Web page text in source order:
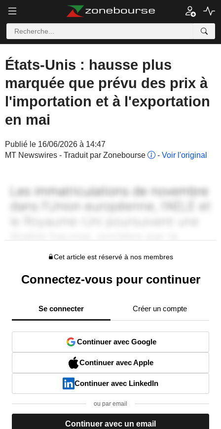
États-Unis : hausse plus
marquée que prévu des prix à
l'importation et à l'exportation
en mai
Publié le 16/06/2026 à 14:47
MT Newswires - Traduit par Zonebourse
- Voir l'original
Cet article est réservé à nos membres
Connectez-vous pour continuer
Se connecter Créer un compte
Continuer avec Google
Continuer avec Apple
Continuer avec LinkedIn
ou par email
Continuer avec un email